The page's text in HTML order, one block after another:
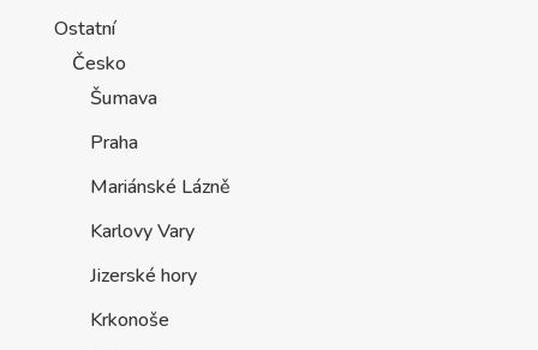
Ostatní
Česko
Šumava
Praha
Mariánské Lázně
Karlovy Vary
Jizerské hory
Krkonoše